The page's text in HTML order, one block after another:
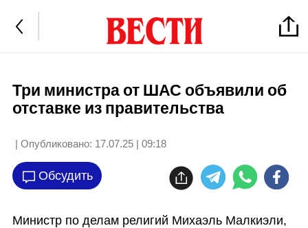
Три министра от ШАС объявили об
отставке из правительства
| Опубликовано: 17.07.25 | 09:18
Обсудить
Министр по делам религий Михаэль Малкиэли,